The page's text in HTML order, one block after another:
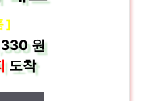
]
원
도착